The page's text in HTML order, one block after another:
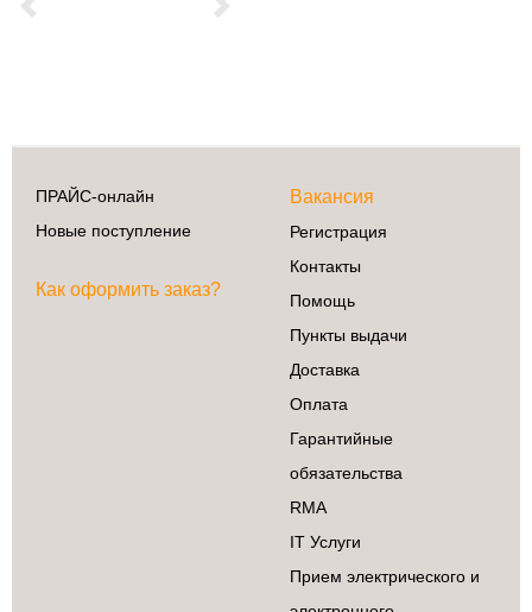
Previous Next
ПРАЙС-онлайн
Новые поступление
Как оформить заказ?
Вакансия
Регистрация
Контакты
Помощь
Пункты выдачи
Доставка
Оплата
Гарантийные
обязательства
RMA
IT Услуги
Прием электрического и